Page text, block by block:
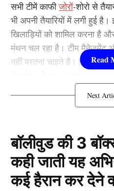
सभी टीमें काफीजोरों-शोरो से
भी अपनी तैयारियों में लगी हुई
खिलाड़ियों को शामिल करना है
मंथन चल रहा है। टीम मैनेजमेंट
नहीं बरतना चाहते है। इसके
Champions
बॉलीवुड की 3
कही जाती यह
कई हैरान कर देने